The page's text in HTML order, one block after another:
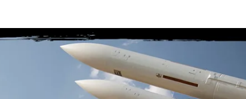
تعرف على العصر الجليدي